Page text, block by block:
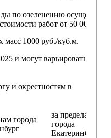
по озеленению
работ от 50 000,00
1000 руб./куб.м.
и могут варьироваться
и окрестностям в
города
за пределами
города
Екатеринбург